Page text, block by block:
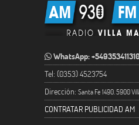
WhatsApp:
Tel: (0353) 4523754
Dirección: Santa Fe 1490. 5900
CONTRATAR PUBLICIDAD AM